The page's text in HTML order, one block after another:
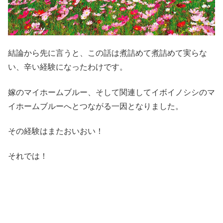
結論から先に言うと、この話は煮詰めて煮詰めて実らな
い、辛い経験になったわけです。
嫁のマイホームブルー、そして関連してイボイノシシのマ
イホームブルーへとつながる一因となりました。
その経験はまたおいおい！
それでは！